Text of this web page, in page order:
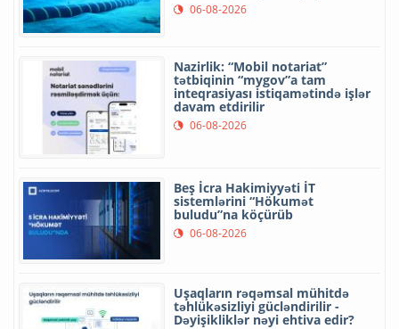
06-08-2026
Nazirlik: “Mobil notariat”
tətbiqinin “mygov”a tam
inteqrasiyası istiqamətində işlər
davam etdirilir
06-08-2026
Beş İcra Hakimiyyəti İT
sistemlərini “Hökumət
buludu”na köçürüb
06-08-2026
Uşaqların rəqəmsal mühitdə
təhlükəsizliyi gücləndirilir -
Dəyişikliklər nəyi ehtiva edir?